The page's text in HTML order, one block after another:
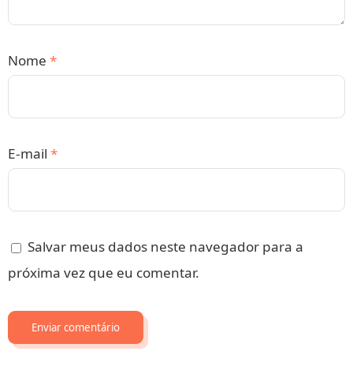
Nome *
E-mail *
Salvar meus dados neste navegador para a
próxima vez que eu comentar.